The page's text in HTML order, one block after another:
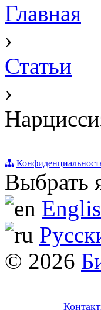
Главная
›
Статьи
›
Выбрать
© 2026